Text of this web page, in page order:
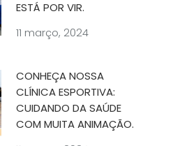
ESTÁ POR VIR.
11 março, 2024
CONHEÇA NOSSA
CLÍNICA ESPORTIVA:
CUIDANDO DA SAÚDE
COM MUITA ANIMAÇÃO.